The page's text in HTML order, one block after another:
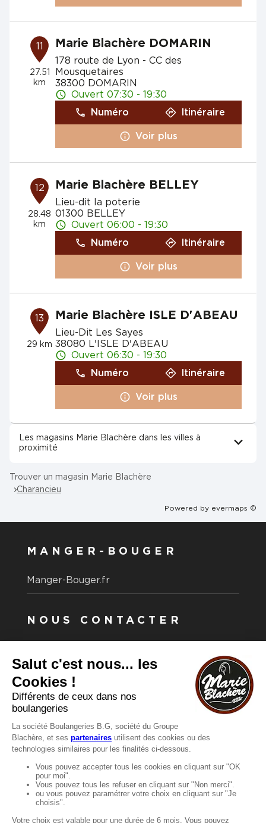
11
27.51
km
Marie Blachère DOMARIN
178 route de Lyon - CC des
Mousquetaires
38300 DOMARIN
Ouvert 07:30 - 19:30
Numéro
Itinéraire
Voir plus
12
28.48
km
Marie Blachère BELLEY
Lieu-dit la poterie
01300 BELLEY
Ouvert 06:00 - 19:30
Numéro
Itinéraire
Voir plus
13
29 km
Marie Blachère ISLE D'ABEAU
Lieu-Dit Les Sayes
38080 L'ISLE D'ABEAU
Ouvert 06:30 - 19:30
Numéro
Itinéraire
Voir plus
Les magasins Marie Blachère dans les villes à
proximité
Trouver un magasin Marie Blachère
Charancieu
Powered by evermaps ©
MANGER-BOUGER
Manger-Bouger.fr
NOUS CONTACTER
Vous souhaitez nous contacter ?
Consultez notre FAQ.
FAQ
Recrutement
MENTIONS
Mentions légales